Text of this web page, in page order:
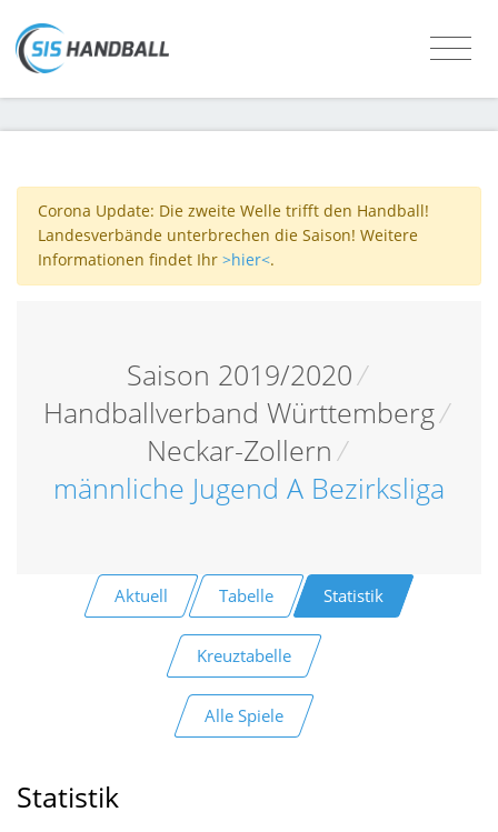
Corona Update: Die zweite Welle trifft den Handball!
Landesverbände unterbrechen die Saison! Weitere
Informationen findet Ihr >hier<.
Saison 2019/2020/
Handballverband Württemberg/
Neckar-Zollern/
männliche Jugend A Bezirksliga
Aktuell Tabelle Statistik
Kreuztabelle
Alle Spiele
Statistik